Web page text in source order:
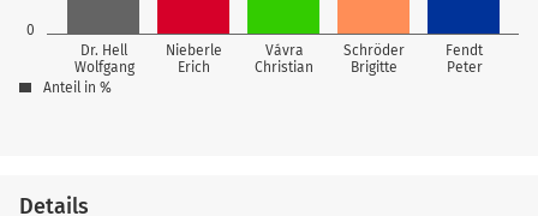
0
Dr. Hell
Wolfgang
Nieberle
Erich
Vávra
Christian
Schröder
Brigitte
Fendt
Peter
Anteil in %
Details